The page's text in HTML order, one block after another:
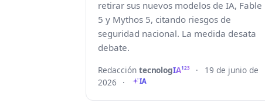
retirar sus nuevos modelos de IA, Fable
5 y Mythos 5, citando riesgos de
seguridad nacional. La medida desata
debate.
Redacción tecnologIA123 ·
19 de junio de
2026
· IA